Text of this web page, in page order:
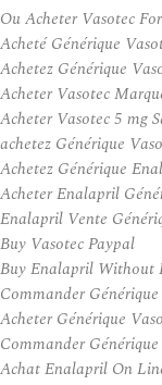
Ou Acheter Vasotec
Acheté Générique
Achetez Générique
Acheter Vasotec
Acheter Vasotec 5 mg
achetez Générique
Achetez Générique
Acheter Enalapril
Enalapril Vente
Buy Vasotec Paypal
Buy Enalapril Without
Commander
Acheter Générique
Commander
Achat Enalapril On